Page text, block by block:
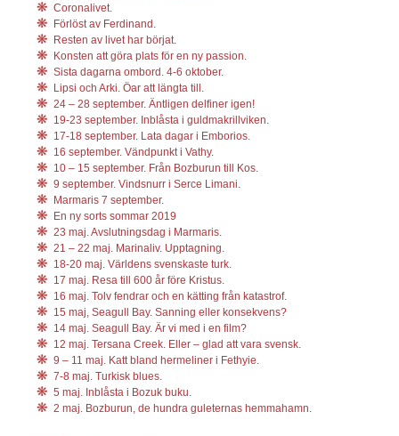
Coronalivet.
Förlöst av Ferdinand.
Resten av livet har börjat.
Konsten att göra plats för en ny passion.
Sista dagarna ombord. 4-6 oktober.
Lipsi och Arki. Öar att längta till.
24 – 28 september. Äntligen delfiner igen!
19-23 september. Inblåsta i guldmakrillviken.
17-18 september. Lata dagar i Emborios.
16 september. Vändpunkt i Vathy.
10 – 15 september. Från Bozburun till Kos.
9 september. Vindsnurr i Serce Limani.
Marmaris 7 september.
En ny sorts sommar 2019
23 maj. Avslutningsdag i Marmaris.
21 – 22 maj. Marinaliv. Upptagning.
18-20 maj. Världens svenskaste turk.
17 maj. Resa till 600 år före Kristus.
16 maj. Tolv fendrar och en kätting från katastrof.
15 maj, Seagull Bay. Sanning eller konsekvens?
14 maj. Seagull Bay. Är vi med i en film?
12 maj. Tersana Creek. Eller – glad att vara svensk.
9 – 11 maj. Katt bland hermeliner i Fethyie.
7-8 maj. Turkisk blues.
5 maj. Inblåsta i Bozuk buku.
2 maj. Bozburun, de hundra guleternas hemmahamn.